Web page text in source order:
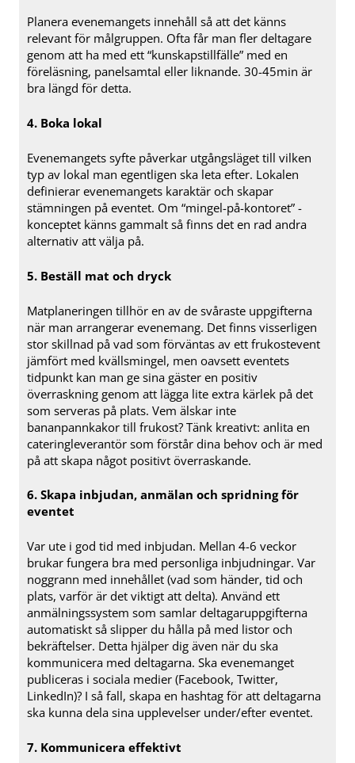
Planera evenemangets innehåll så att det känns
relevant för målgruppen. Ofta får man fler deltagare
genom att ha med ett “kunskapstillfälle” med en
föreläsning, panelsamtal eller liknande. 30-45min är
bra längd för detta.
4. Boka lokal
Evenemangets syfte påverkar utgångsläget till vilken
typ av lokal man egentligen ska leta efter. Lokalen
definierar evenemangets karaktär och skapar
stämningen på eventet. Om “mingel-på-kontoret” -
konceptet känns gammalt så finns det en rad andra
alternativ att välja på.
5. Beställ mat och dryck
Matplaneringen tillhör en av de svåraste uppgifterna
när man arrangerar evenemang. Det finns visserligen
stor skillnad på vad som förväntas av ett frukostevent
jämfört med kvällsmingel, men oavsett eventets
tidpunkt kan man ge sina gäster en positiv
överraskning genom att lägga lite extra kärlek på det
som serveras på plats. Vem älskar inte
bananpannkakor till frukost? Tänk kreativt: anlita en
cateringleverantör som förstår dina behov och är med
på att skapa något positivt överraskande.
6. Skapa inbjudan, anmälan och spridning för
eventet
Var ute i god tid med inbjudan. Mellan 4-6 veckor
brukar fungera bra med personliga inbjudningar. Var
noggrann med innehållet (vad som händer, tid och
plats, varför är det viktigt att delta). Använd ett
anmälningssystem som samlar deltagaruppgifterna
automatiskt så slipper du hålla på med listor och
bekräftelser. Detta hjälper dig även när du ska
kommunicera med deltagarna. Ska evenemanget
publiceras i sociala medier (Facebook, Twitter,
LinkedIn)? I så fall, skapa en hashtag för att deltagarna
ska kunna dela sina upplevelser under/efter eventet.
7. Kommunicera effektivt